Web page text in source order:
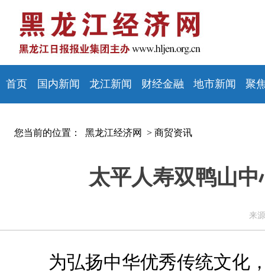
首页 国内新闻 龙江新闻 财经金融 地市新闻 聚
您当前的位置： 黑龙江经济网 > 商贸资讯
太平人寿双鸭山
来
为弘扬中华优秀传统文化